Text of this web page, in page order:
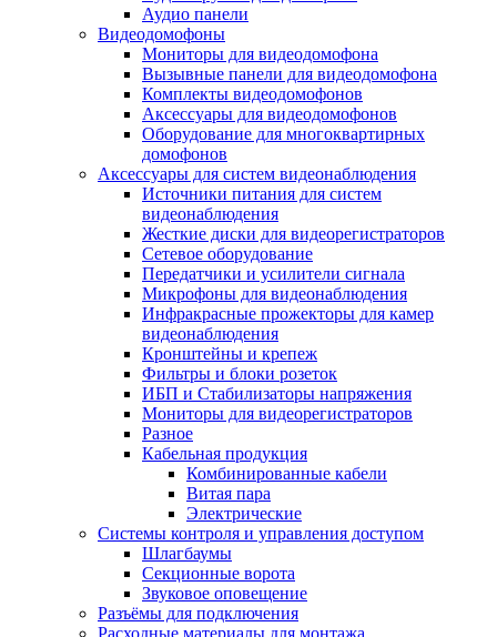
Аудио панели
Видеодомофоны
Мониторы для видеодомофона
Вызывные панели для видеодомофона
Комплекты видеодомофонов
Аксессуары для видеодомофонов
Оборудование для многоквартирных
домофонов
Аксессуары для систем видеонаблюдения
Источники питания для систем
видеонаблюдения
Жесткие диски для видеорегистраторов
Сетевое оборудование
Передатчики и усилители сигнала
Микрофоны для видеонаблюдения
Инфракрасные прожекторы для камер
видеонаблюдения
Кронштейны и крепеж
Фильтры и блоки розеток
ИБП и Стабилизаторы напряжения
Мониторы для видеорегистраторов
Разное
Кабельная продукция
Комбинированные кабели
Витая пара
Электрические
Системы контроля и управления доступом
Шлагбаумы
Секционные ворота
Звуковое оповещение
Разъёмы для подключения
Расходные материалы для монтажа